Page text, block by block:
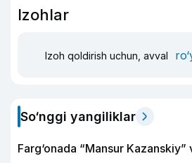
Izohlar
Izoh qoldirish uchun, avval
So‘nggi yangiliklar
Farg‘onada “Mansur